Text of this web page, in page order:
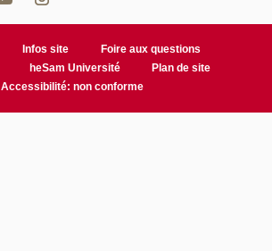
Infos site
Foire aux questions
heSam Université
Plan de site
Accessibilité: non conforme